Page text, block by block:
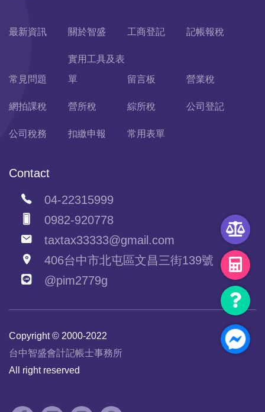
最新資訊 關於智盛 工商登記 記帳報稅
常見問題
實用工具及表
單
留言板 營業稅
網拍課稅 營所稅 綜所稅 公司登記
公司稅務 扣繳申報 常用表單
Contact
04-22315999
0982-920778
taxtax33333@gmail.com
406台中市北屯區文昌三街139號
@pim2779g
Copyright © 2000-2022
台中智盛會計記帳士事務所
All right reserved